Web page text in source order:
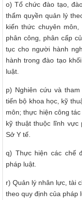
o) Tổ chức đào tạo,
thẩm quyền quản lý
kiến thức chuyên
phân công, phân cấp
tục cho người hành
hành trong đào tạo
luật.
p) Nghiên cứu và
tiến bộ khoa học, kỹ
môn; thực hiện công
kỹ thuật thuộc lĩnh vực
Sở Y tế.
q) Thực hiện các chế
pháp luật.
r) Quản lý nhân lực, tài
theo quy định của pháp